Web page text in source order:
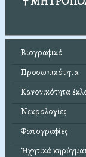
Βιογραφικό
Προσωπικότητα
Κανονικότητα
Νεκρολογίες
Φωτογραφίες
Ἠχητικά